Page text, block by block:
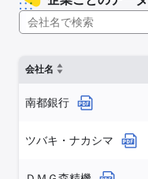
会社名
南都銀行
ツバキ・ナカシマ